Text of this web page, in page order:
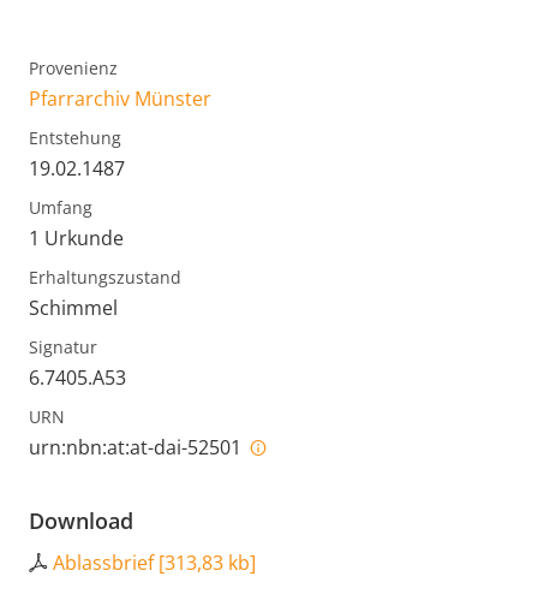
Provenienz
Pfarrarchiv Münster
Entstehung
19.02.1487
Umfang
1 Urkunde
Erhaltungszustand
Schimmel
Signatur
6.7405.A53
URN
urn:nbn:at:at-dai-52501
Download
Ablassbrief[313,83 kb]